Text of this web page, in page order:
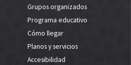
Grupos organizados
Programa educativo
Cómo llegar
Planos y servicios
Accesibilidad